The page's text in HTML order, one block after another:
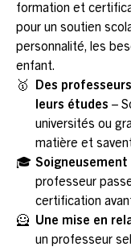
formation et
pour un soutien
personnalité, les
enfant.
🥇
Des
leurs études –
universités ou
matière et
🎓
professeur
certification
🦸 Une mise en
un professeur